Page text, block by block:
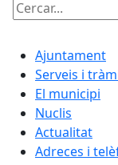
Cercar:
Ajuntament
Serveis i
El municipi
Nuclis
Actualitat
Adreces i